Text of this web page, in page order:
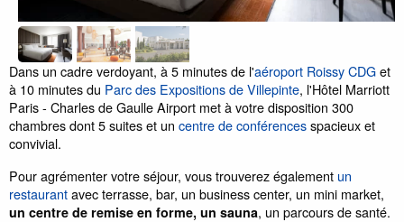
Dans un cadre verdoyant, à 5 minutes de l'aéroport Roissy CDGet
à 10 minutes du Parc des Expositions de Villepinte, l'Hôtel Marriott
Paris - Charles de Gaulle Airport met à votre disposition 300
chambres dont 5 suites et un centre de conférencesspacieux et
convivial.
Pour agrémenter votre séjour, vous trouverez également un
restaurantavec terrasse, bar, un business center, un mini market,
un centre de remise en forme, un sauna, un parcours de santé.